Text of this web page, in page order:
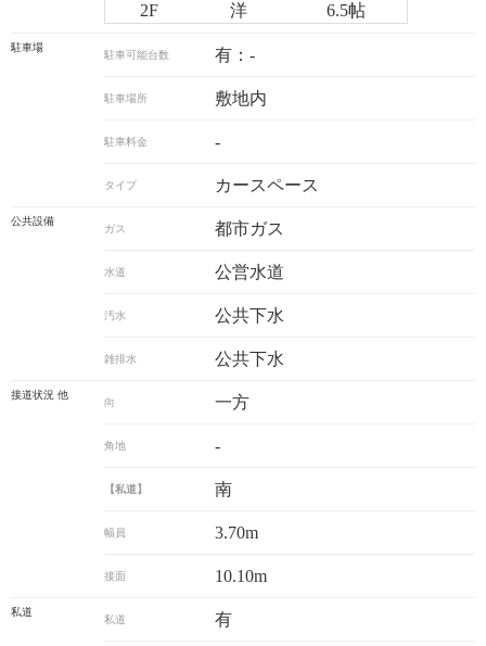
2F
洋 6.5帖
駐車場
駐車可能台数 有：-
駐車場所 敷地内
駐車料金 -
タイプ カースペース
公共設備
ガス 都市ガス
水道 公営水道
汚水 公共下水
雑排水 公共下水
接道状況 他
向 一方
角地 -
【私道】 南
幅員 3.70m
接面 10.10m
私道
私道 有